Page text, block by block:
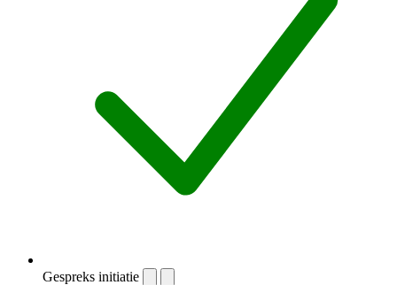
Gespreks initiatie